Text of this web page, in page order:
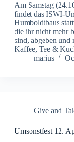
Am Samstag
findet das ISWI-
Humboldtbaus
die ihr nicht mehr
sind, abgeben und
Kaffee, Tee &
marius
Give and
Umsonstfest 12.